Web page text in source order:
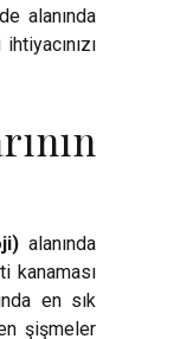
alanında
alanında
kanaması
en sık
şişmeler